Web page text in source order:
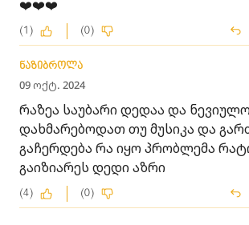
❤️❤️❤️
(1) (0)
ნაზიბროლა
09 ოქტ. 2024
რაზეა საუბარი დედაა და
დახმარებოდათ თუ მუსიკა და
გაჩერდება რა იყო პრობლემა
გაიზიარეს დედი აზრი
(4) (0)